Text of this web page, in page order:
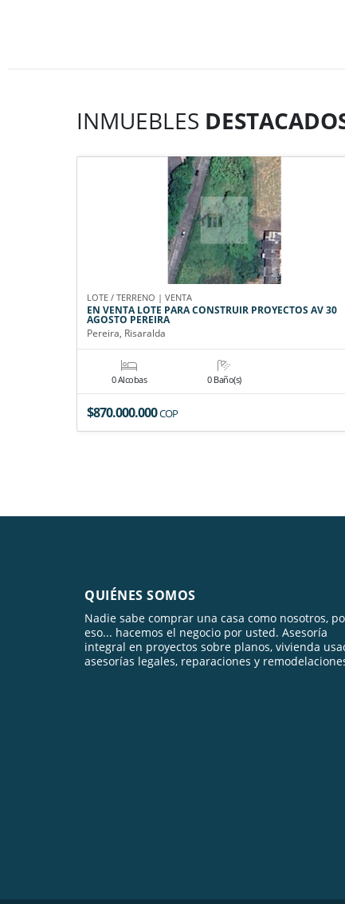
INMUEBLES
LOTE / TERRENO | VENTA
EN VENTA LOTE PARA CONSTRUIR PROYECTOS AV 30
AGOSTO PEREIRA
Pereira, Risaralda
0 Alcobas 0 Baño(s)
$870.000.000COP
QUIÉNES SOMOS
Nadie sabe comprar una casa como nosotros,
eso... hacemos el negocio por usted. Asesoría
integral en proyectos sobre planos, vivienda
asesorías legales, reparaciones y